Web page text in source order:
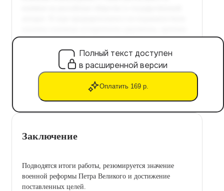
Полный текст доступен
в расширенной версии
Оплатить 169 р.
Заключение
Подводятся итоги работы, резюмируется значение
военной реформы Петра Великого и достижение
поставленных целей.